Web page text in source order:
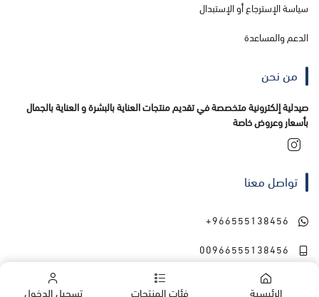
الرئيسية فئات المنتجات تسجيل الدخول
سياسة الإسترجاع أو الإستبدال
الدعم والمساعدة
من نحن
صيدلية إلكترونية متخصصة في تقديم منتجات العناية بالبشرة و العناية بالجمال
بأسعار وعروض خاصة
تواصل معنا
+966555138456
00966555138456